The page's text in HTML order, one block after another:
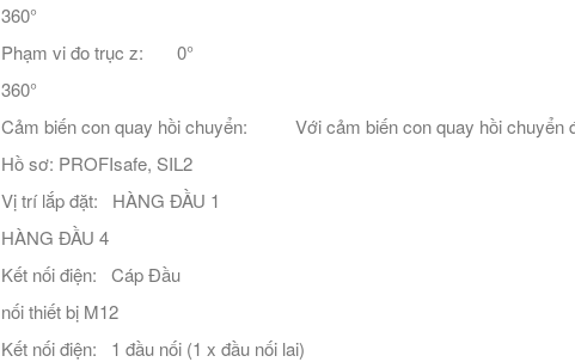
360°
Phạm vi đo trục z: 0°
360°
Cảm biến con quay hồi chuyển: Với cảm biến con quay hồi chuyển
Hồ sơ: PROFIsafe, SIL2
Vị trí lắp đặt: HÀNG ĐẦU 1
HÀNG ĐẦU 4
Kết nối điện: Cáp Đầu
nối thiết bị M12
Kết nối điện: 1 đầu nối (1 x đầu nối lai)